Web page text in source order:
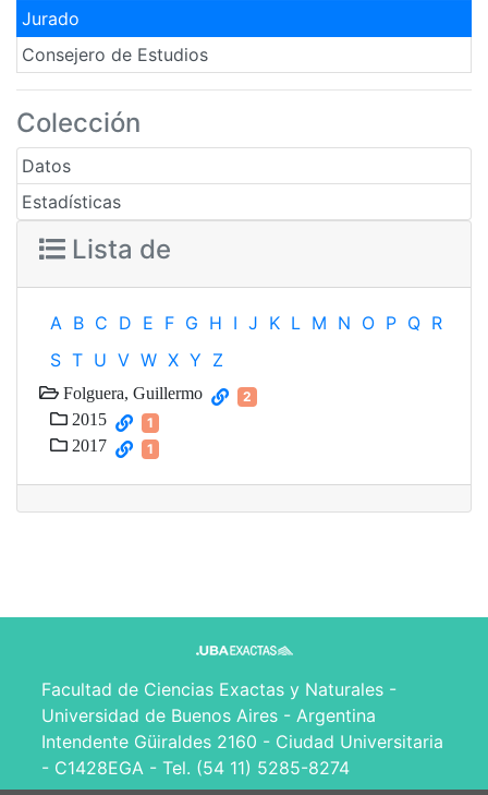
Jurado
Consejero de Estudios
Colección
Datos
Estadísticas
Lista de
A B C D E F G H I J K L M N O P Q R
S T U V W X Y Z
Folguera, Guillermo 2
2015 1
2017 1
Facultad de Ciencias Exactas y Naturales -
Universidad de Buenos Aires - Argentina
Intendente Güiraldes 2160 - Ciudad Universitaria
- C1428EGA - Tel. (54 11) 5285-8274